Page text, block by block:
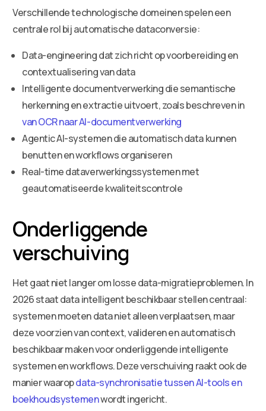
Verschillende technologische domeinen spelen een
centrale rol bij automatische dataconversie:
Data-engineering dat zich richt op voorbereiding en
contextualisering van data
Intelligente documentverwerking die semantische
herkenning en extractie uitvoert, zoals beschreven in
van OCR naar AI-documentverwerking
Agentic AI-systemen die automatisch data kunnen
benutten en workflows organiseren
Real-time dataverwerkingssystemen met
geautomatiseerde kwaliteitscontrole
Onderliggende
verschuiving
Het gaat niet langer om losse data-migratieproblemen. In
2026 staat data intelligent beschikbaar stellen centraal:
systemen moeten data niet alleen verplaatsen, maar
deze voorzien van context, valideren en automatisch
beschikbaar maken voor onderliggende intelligente
systemen en workflows. Deze verschuiving raakt ook de
manier waaropdata-synchronisatie tussen AI-tools en
boekhoudsystemenwordt ingericht.